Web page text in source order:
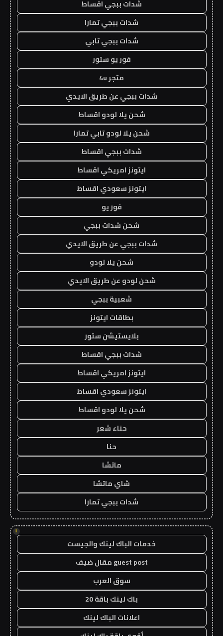
شدات ببجي اقساط
شدات ببجي تمارا
شدات ببجي تابي
فور يو ستور
متجر 4u
شدات ببجي عن طريق الايدي
شحن يلا لودو اقساط
شحن يلا لودو تابي تمارا
شدات ببجي اقساط
ايتونز امريكي اقساط
ايتونز سعودي اقساط
فور يو
شحن شدات ببجي
شدات ببجي عن طريق الايدي
شحن يلا لودو
شحن لودو عن طريق الايدي
شعبية ببجي
بطاقات ايتونز
بلايستيشن ستور
شدات ببجي اقساط
ايتونز امريكي اقساط
ايتونز سعودي اقساط
شحن يلا لودو اقساط
حناء شعر
حنا
ماتشا
شاي ماتشا
شدات ببجي تمارا
!
خدمات الباك لينك والجيست
guest post مقال ضيف
سوق العرب
باك لينك باقة 20
اعلانات الباك لينك